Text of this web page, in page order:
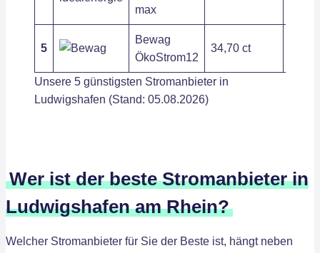
max
5
Bewag
ÖkoStrom12
34,70 ct
Unsere 5 günstigsten Stromanbieter in
Ludwigshafen (Stand: 05.08.2026)
Wer ist der beste Stromanbieter in
Ludwigshafen am Rhein?
Welcher Stromanbieter für Sie der Beste ist, hängt neben